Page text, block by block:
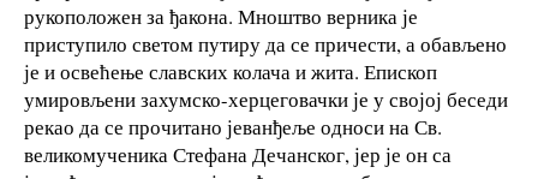
рукоположен за ђакона. Мноштво верника је
приступило светом путиру да се причести, а обављено
је и освећење славских колача и жита. Епископ
умировљени захумско-херцеговачки је у својој беседи
рекао да се прочитано јеванђеље односи на Св.
великомученика Стефана Дечанског, јер је он са